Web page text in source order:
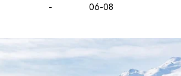
- 06-08